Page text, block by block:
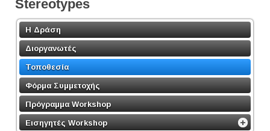
Stereotypes
Η Δράση
Διοργανωτές
Τοποθεσία
Φόρμα Συμμετοχής
Πρόγραμμα Workshop
Εισηγητές Workshop